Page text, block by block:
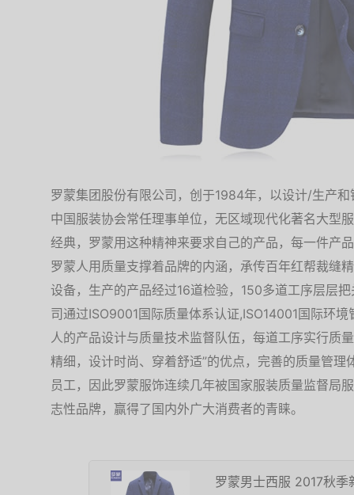
罗蒙集团股份有限公司，创于1984年，以设计/生产
中国服装协会常任理事单位，无区域现代化著名大型
经典，罗蒙用这种精神来要求自己的产品，每一件产
罗蒙人用质量支撑着品牌的内涵，承传百年红帮裁缝
设备，生产的产品经过16道检验，150多道工序层层
司通过ISO9001国际质量体系认证,ISO14001国际环
人的产品设计与质量技术监督队伍，每道工序实行质
精细，设计时尚、穿着舒适”的优点，完善的质量管理
员工，因此罗蒙服饰连续几年被国家服装质量监督局
志性品牌，赢得了国内外广大消费者的青睐。
罗蒙男士西服 2017秋季